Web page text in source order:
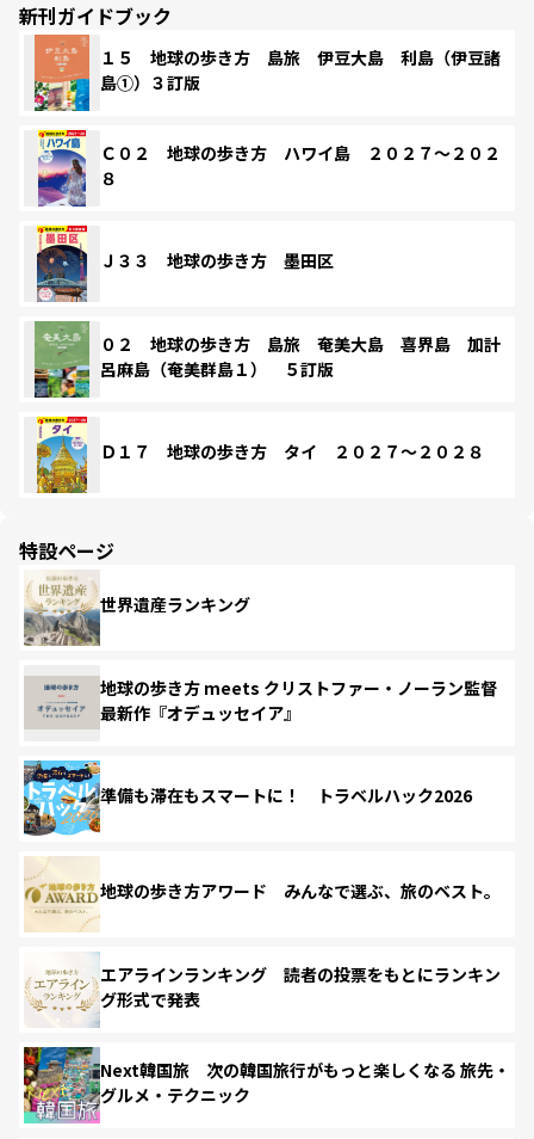
新刊ガイドブック
１５ 地球の歩き方 島旅 伊豆大島 利島（伊豆諸
島①）３訂版
Ｃ０２ 地球の歩き方 ハワイ島 ２０２７～２０２
８
Ｊ３３ 地球の歩き方 墨田区
０２ 地球の歩き方 島旅 奄美大島 喜界島 加計
呂麻島（奄美群島１） ５訂版
Ｄ１７ 地球の歩き方 タイ ２０２７～２０２８
特設ページ
世界遺産ランキング
地球の歩き方 meets クリストファー・ノーラン監督
最新作『オデュッセイア』
準備も滞在もスマートに！ トラベルハック2026
地球の歩き方アワード みんなで選ぶ、旅のベスト。
エアラインランキング 読者の投票をもとにランキン
グ形式で発表
Next韓国旅 次の韓国旅行がもっと楽しくなる 旅先・
グルメ・テクニック